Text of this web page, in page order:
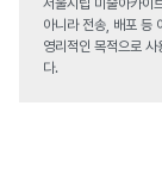
서울시립 미술아카이
아니라 전송, 배포 등
영리적인 목적으로
다.